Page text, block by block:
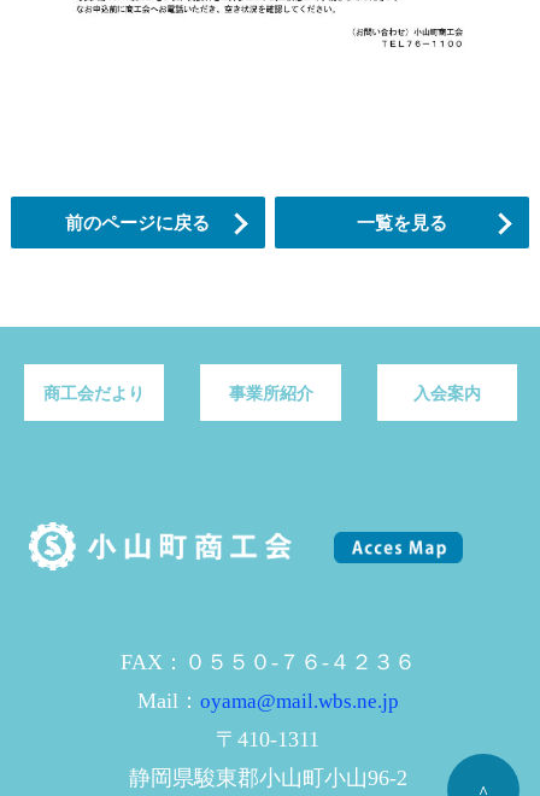
前のページに戻る 一覧を見る
商工会だより 事業所紹介 入会案内
FAX：０５５０-７６-４２３６
Mail： oyama@mail.wbs.ne.jp
〒410-1311
静岡県駿東郡小山町小山96-2